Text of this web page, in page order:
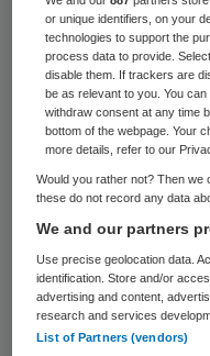
vijf rokers in
alles wat zij
over te stappen
krijgen ze ook
rookgewoonte af
Daarnaast
geldbeloningen
met roken. Ook
het meegeven
stoppen met
or unique identifiers, on your
technologies to support the
process data to provide.
disable them. If trackers are
be as relevant to you. You
withdraw consent at any time
bottom of the webpage. Your
more details, refer to our
Would you rather not? Then we
these do not record any data
We and our partners
Use precise geolocation data.
identification. Store and/or
advertising and content,
research and services
List of Partners (vendors)